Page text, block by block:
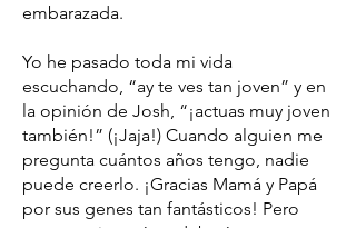
embarazada.
Yo he pasado toda mi vida
escuchando, “ay te ves tan joven” y en
la opinión de Josh, “¡actuas muy joven
también!” (¡Jaja!) Cuando alguien me
pregunta cuántos años tengo, nadie
puede creerlo. ¡Gracias Mamá y Papá
por sus genes tan fantásticos! Pero